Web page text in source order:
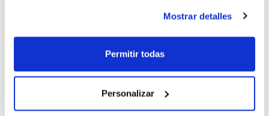
Mostrar detalles
Permitir todas
Personalizar
quedará concentrada un día antes del
Torneo. El lunes 26, tanto los chicos como
´00 a 12´30 y de 17´30 a 19´30 h.